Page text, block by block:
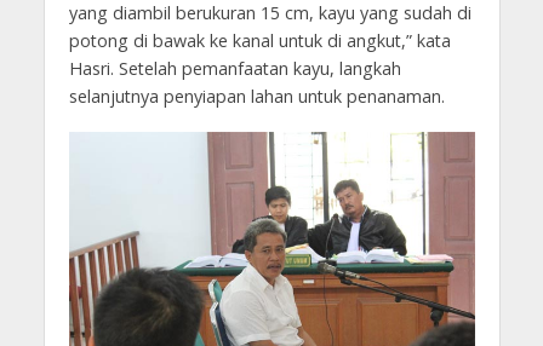
yang diambil berukuran 15 cm, kayu yang sudah di
potong di bawak ke kanal untuk di angkut,” kata
Hasri. Setelah pemanfaatan kayu, langkah
selanjutnya penyiapan lahan untuk penanaman.